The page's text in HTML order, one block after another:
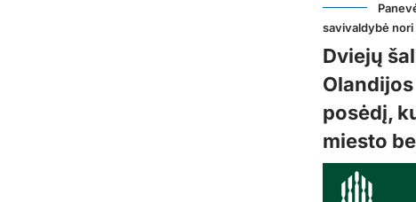
savivaldybė nori
Dviejų
posėdį,
miesto